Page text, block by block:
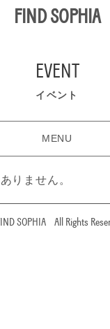
FIND SOPHIA
EVENT
イベント
MENU
りません。
SOPHIA All Rights